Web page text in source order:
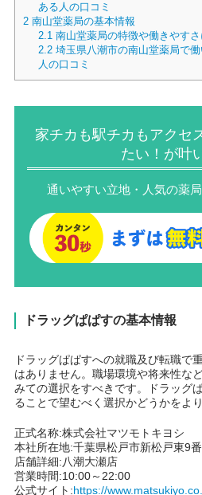
ある人の口コミ
2南山堂薬局の基本情報
2.1 南山堂薬局の特徴や働きやす
2.2 埼玉県八潮市の南山堂薬局で
人の口コミ
家チカも駅チカもアクセ
たい！が叶
通いやすい立地・人気の薬
ドラッグぱぱすの基本情報
ドラッグぱぱすへの就職及び転職で
はありません。職場環境や将来性な
みての選択をすべきです。ドラッグ
ることで望むべく選択かどうかをよ
正式名称:株式会社マツモトキヨシ
本社所在地:千葉県松戸市新松戸東9
店舗詳細:八潮大瀬店
営業時間:10:00～22:00
公式サイト:https://